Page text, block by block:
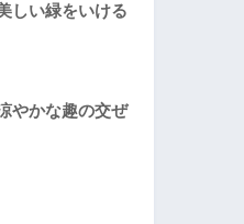
しい緑をいける
やかな趣の交ぜ